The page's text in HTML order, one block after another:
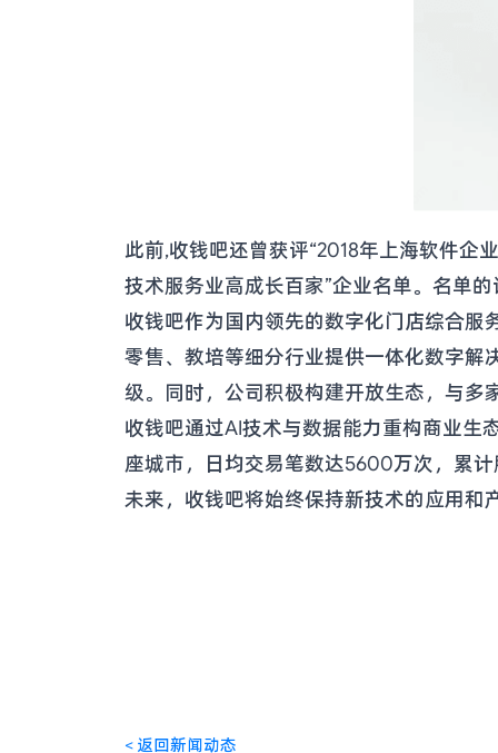
此前,收钱吧还曾获评“2018年上海软件企
技术服务业高成长百家”企业名单。名单
收钱吧作为国内领先的数字化门店综合服
零售、教培等细分行业提供一体化数字解
级。同时，公司积极构建开放生态，与多
收钱吧通过AI技术与数据能力重构商业生
座城市，日均交易笔数达5600万次，累
未来，收钱吧将始终保持新技术的应用和
< 返回新闻动态